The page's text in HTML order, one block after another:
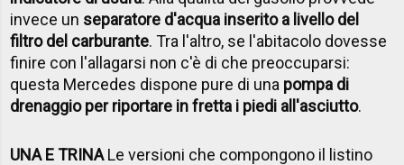
invece un separatore d'acqua inserito a livello del
filtro del carburante. Tra l'altro, se l'abitacolo dovesse
finire con l'allagarsi non c'è di che preoccuparsi:
questa Mercedes dispone pure di una pompa di
drenaggio per riportare in fretta i piedi all'asciutto.
UNA E TRINALe versioni che compongono il listino